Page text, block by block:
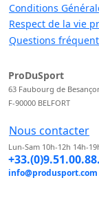
Conditions
Respect de la vie
Questions
ProDuSport
63 Faubourg de
F-90000 BELFORT
Nous contacter
Lun-Sam 10h-12h 14h-
info@produsport.com